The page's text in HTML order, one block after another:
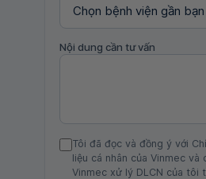
Nội dung cần tư vấn
Tôi đã đọc và đồng ý với
liệu cá nhân của Vinmec và
Vinmec xử lý DLCN của tôi